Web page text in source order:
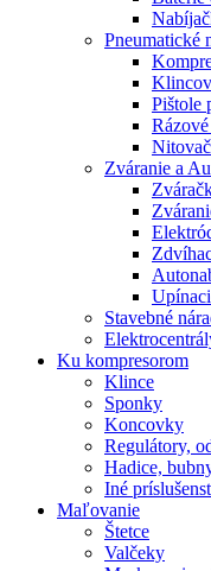
Pneumatické
Pištole
Zváranie a
Stavebné
Ku kompresorom
Klince
Sponky
Koncovky
Regulátory,
Hadice,
Iné
Maľovanie
Štetce
Valčeky